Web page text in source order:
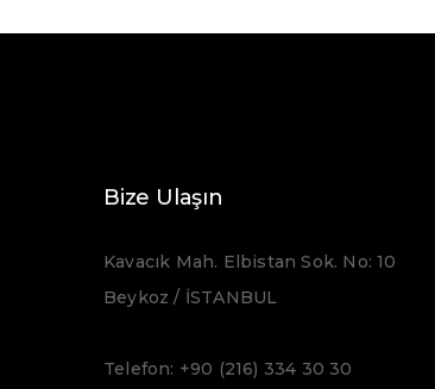
Bize Ulaşın
Kavacık Mah. Elbistan Sok. No: 10
Beykoz / İSTANBUL
Telefon: +90 (216) 334 30 30